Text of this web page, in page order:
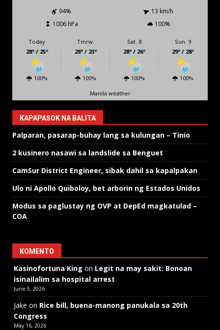
94%
13 km/h
1006 hPa
100%
Today
28º / 25º
100%
Tmrw.
28º / 23º
100%
Sat. 8
28º / 26º
100%
Sun. 9
29º / 28º
100%
Manila weather
KAPAPASOK NA BALITA
Palparan, pasarap-buhay lang sa kulungan – Tinio
2 kusinero nasawi sa landslide sa Benguet
CamSur District Engineer, sibak dahil sa kapalpakan
Ulo ni Apollo Quiboloy, bet arborin ng Estados Unidos
Modus sa paglustay ng OVP at DepEd magkatulad –
COA
KOMENTO
Kasinofortuna King on Legit na may sakit: Bonoan
isinailalim sa hospital arrest
June 5, 2026
Jake on Rice bill, buena-manong panukala sa 20th
Congress
May 16, 2026